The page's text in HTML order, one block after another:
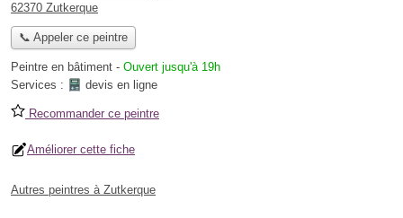
62370 Zutkerque
📞 Appeler ce peintre
Peintre en bâtiment - Ouvert jusqu'à 19h
Services :
devis en ligne
Recommander ce peintre
Améliorer cette fiche
Autres peintres à Zutkerque